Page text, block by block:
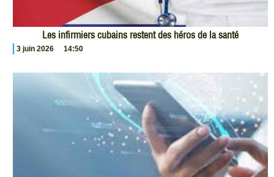
Les infirmiers cubains restent des héros de la santé
3 juin 2026 14:50